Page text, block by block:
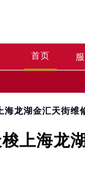
首页
海龙湖金汇天街维
上海龙